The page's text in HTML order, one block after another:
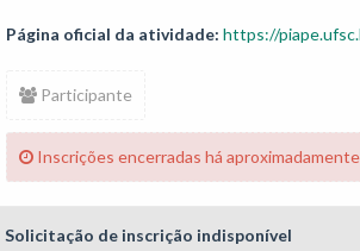
Página oficial da atividade: https://
Participante
Inscrições encerradas há
Solicitação de inscrição indisponível